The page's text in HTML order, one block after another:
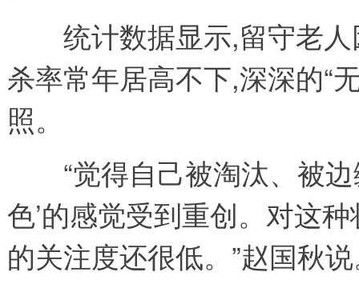
统计数据显示,留守老人
杀率常年居高不下,深深的“
照。
“觉得自己被淘汰、被边
色’的感觉受到重创。对这
的关注度还很低。”赵国秋